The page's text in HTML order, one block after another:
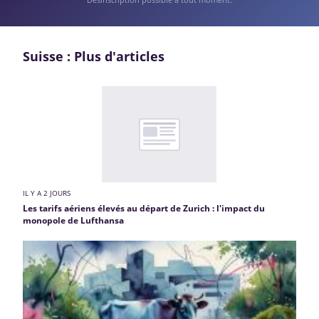
Suisse : Plus d'articles
IL Y A 2 JOURS
Les tarifs aériens élevés au départ de Zurich : l'impact du
monopole de Lufthansa